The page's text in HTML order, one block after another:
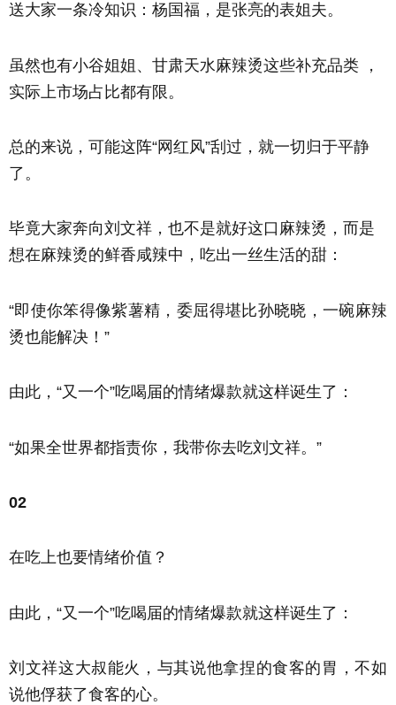
送大家一条冷知识：杨国福，是张亮的表姐夫。
虽然也有小谷姐姐、甘肃天水麻辣烫这些补充品类 ，
实际上市场占比都有限。
总的来说，可能这阵“网红风”刮过，就一切归于平静
了。
毕竟大家奔向刘文祥，也不是就好这口麻辣烫，而是
想在麻辣烫的鲜香咸辣中，吃出一丝生活的甜：
“即使你笨得像紫薯精，委屈得堪比孙晓晓，一碗麻辣
烫也能解决！”
由此，“又一个”吃喝届的情绪爆款就这样诞生了：
“如果全世界都指责你，我带你去吃刘文祥。”
02
在吃上也要情绪价值？
由此，“又一个”吃喝届的情绪爆款就这样诞生了：
刘文祥这大叔能火，与其说他拿捏的食客的胃，不如
说他俘获了食客的心。